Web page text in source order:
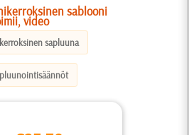
sablooni
video
sapluuna